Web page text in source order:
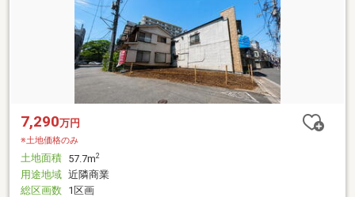
7,290万円
※土地価格のみ
土地面積 57.7m2
用途地域 近隣商業
総区画数 1区画